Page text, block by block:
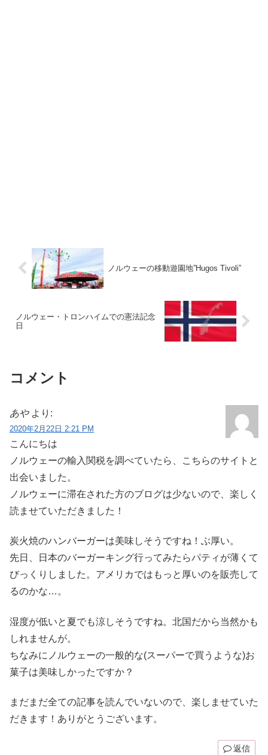
ノルウェーの移動遊園地”Hugos Tivoli”
ノルウェー・トロンハイムでの憲法記念
日
コメント
あや より:
2020年2月22日 2:21 PM
こんにちは
ノルウェーの輸入関税を調べていたら、こちらのサイトと
出会いました。
ノルウェーに滞在された方のブログは少ないので、楽しく
読ませていただきました！
炭火焼のハンバーガーは美味しそうですね！ぶ厚い。
先日、日本のバーガーキング行ってみたらパティが薄くて
びっくりしました。アメリカではもっと厚いのを販売して
るのかな…。
湿度が低いと夏でも涼しそうですね。北国だから当然かも
しれませんが。
ちなみにノルウェーの一般的な(スーパーで買うような)お
菓子は美味しかったですか？
まだまだ全ての記事を読んでいないので、楽しませていた
だきます！ありがとうございます。
返信